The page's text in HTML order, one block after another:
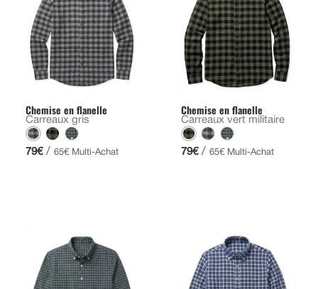
Chemise en flanelle
Carreaux gris
79€ / 65€ Multi-Achat
Chemise en flanelle
Carreaux vert militaire
79€ / 65€ Multi-Achat